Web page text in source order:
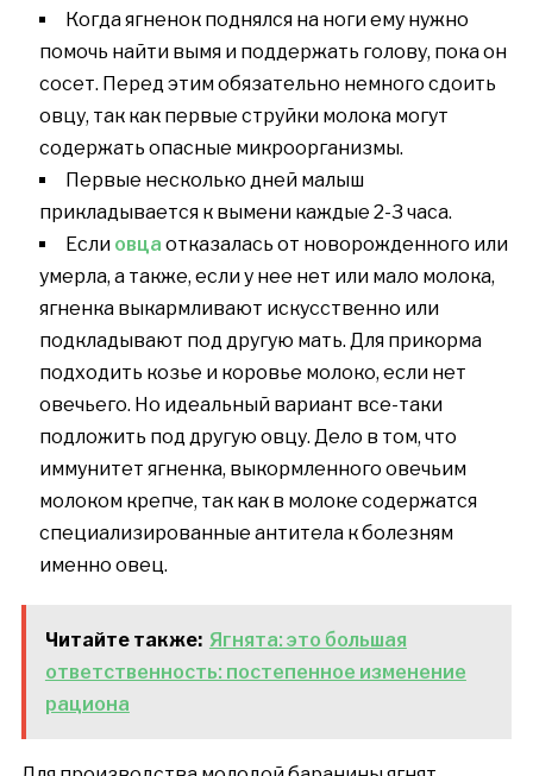
Когда ягненок поднялся на ноги ему нужно
помочь найти вымя и поддержать голову, пока он
сосет. Перед этим обязательно немного сдоить
овцу, так как первые струйки молока могут
содержать опасные микроорганизмы.
Первые несколько дней малыш
прикладывается к вымени каждые 2-3 часа.
Если овца отказалась от новорожденного или
умерла, а также, если у нее нет или мало молока,
ягненка выкармливают искусственно или
подкладывают под другую мать. Для прикорма
подходить козье и коровье молоко, если нет
овечьего. Но идеальный вариант все-таки
подложить под другую овцу. Дело в том, что
иммунитет ягненка, выкормленного овечьим
молоком крепче, так как в молоке содержатся
специализированные антитела к болезням
именно овец.
Читайте также: Ягнята: это большая
ответственность: постепенное изменение
рациона